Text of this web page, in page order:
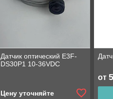
Датчик оптический E3F-
DS30P1 10-36VDC
Цену уточняйте
от